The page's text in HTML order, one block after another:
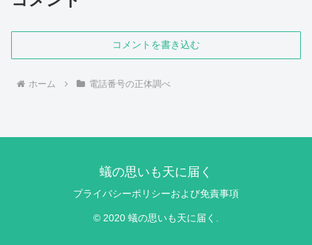
コメントを書き込む
ホーム 電話番号の正体調べ
蟻の思いも天に届く
プライバシーポリシーおよび免責事項
© 2020 蟻の思いも天に届く.